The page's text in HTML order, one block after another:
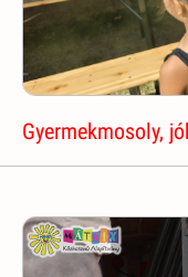
Gyermekmosoly,